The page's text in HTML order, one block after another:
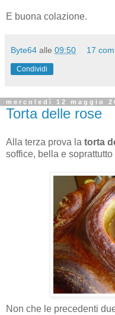
E buona colazione.
Byte64 alle 09:50 17
Condividi
mercoledì 12 maggio
Torta delle rose
Alla terza prova la torta
soffice, bella e soprattutto
Non che le precedenti